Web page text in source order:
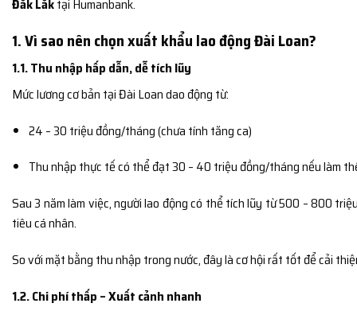
Đắk Lắktại Humanbank.
1. Vì sao nên chọn xuất khẩu lao động Đài Loan?
1.1. Thu nhập hấp dẫn, dễ tích lũy
Mức lương cơ bản tại Đài Loan dao động từ:
24 – 30 triệu đồng/tháng (chưa tính tăng ca)
Thu nhập thực tế có thể đạt 30 – 40 triệu đồng/tháng nếu làm
Sau 3 năm làm việc, người lao động có thể tích lũy từ 500 – 800
tiêu cá nhân.
So với mặt bằng thu nhập trong nước, đây là cơ hội rất tốt để cải
1.2. Chi phí thấp – Xuất cảnh nhanh